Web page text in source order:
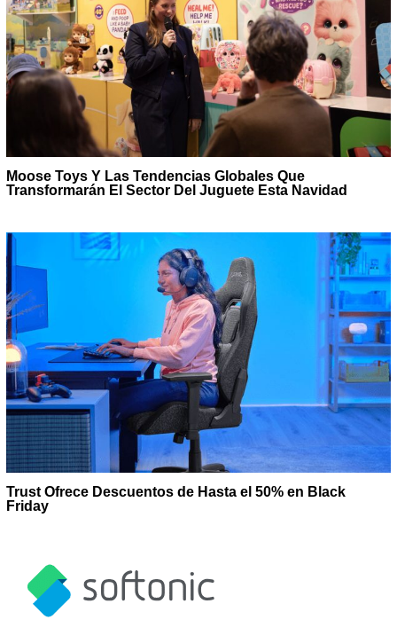
Moose Toys Y Las Tendencias Globales Que
Transformarán El Sector Del Juguete Esta Navidad
Trust Ofrece Descuentos de Hasta el 50% en Black
Friday